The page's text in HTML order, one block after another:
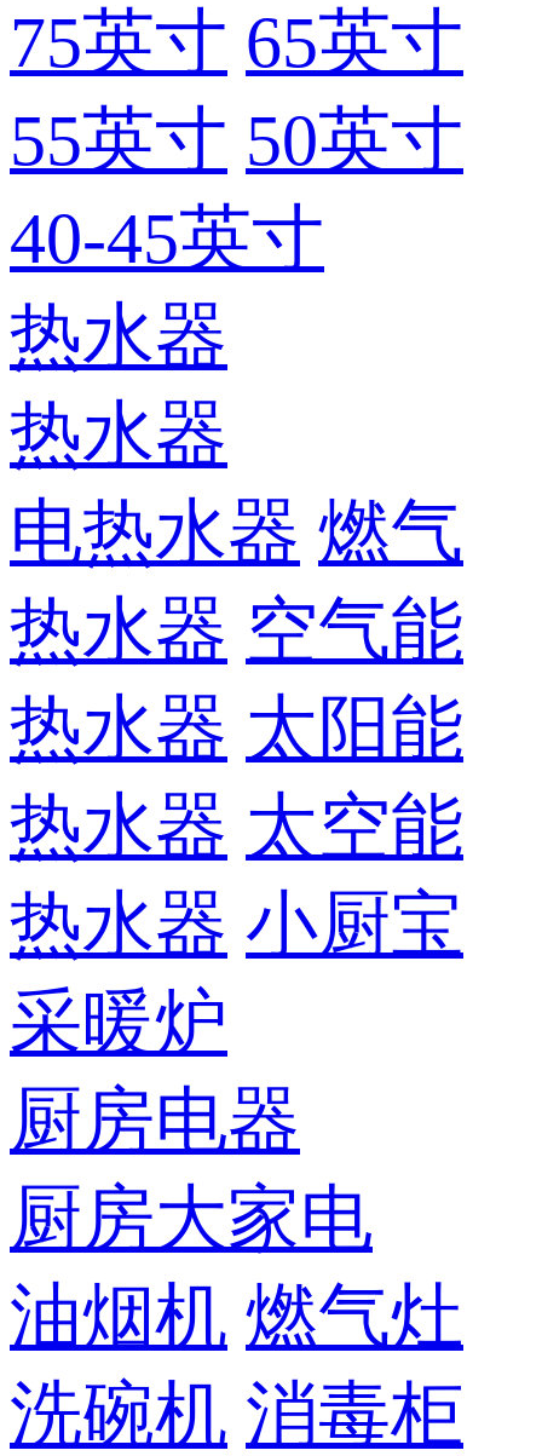
75英寸 65英寸
55英寸 50英寸
40-45英寸
热水器
热水器
电热水器 燃气
热水器 空气能
热水器 太阳能
热水器 太空能
热水器 小厨宝
采暖炉
厨房电器
厨房大家电
油烟机 燃气灶
洗碗机 消毒柜